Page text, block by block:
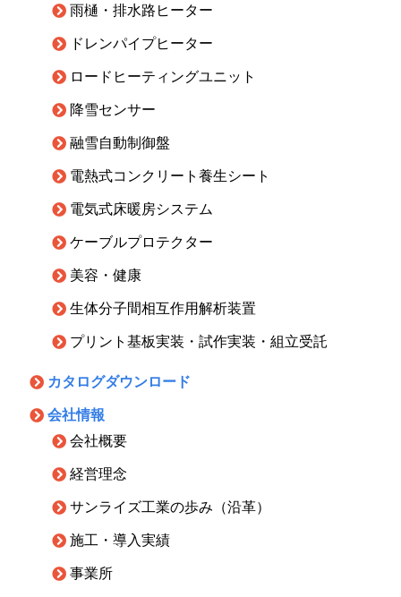
雨樋・排水路ヒーター
ドレンパイプヒーター
ロードヒーティングユニット
降雪センサー
融雪自動制御盤
電熱式コンクリート養生シート
電気式床暖房システム
ケーブルプロテクター
美容・健康
生体分子間相互作用解析装置
プリント基板実装・試作実装・組立受託
カタログダウンロード
会社情報
会社概要
経営理念
サンライズ工業の歩み（沿革）
施工・導入実績
事業所